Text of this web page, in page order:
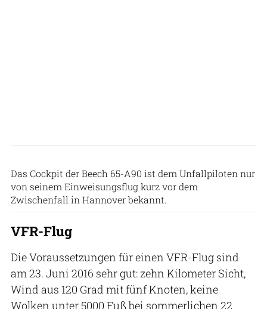
Das Cockpit der Beech 65-A90 ist dem Unfallpiloten nur
von seinem Einweisungsflug kurz vor dem
Zwischenfall in Hannover bekannt.
VFR-Flug
Die Voraussetzungen für einen VFR-Flug sind
am 23. Juni 2016 sehr gut: zehn Kilometer Sicht,
Wind aus 120 Grad mit fünf Knoten, keine
Wolken unter 5000 Fuß bei sommerlichen 22